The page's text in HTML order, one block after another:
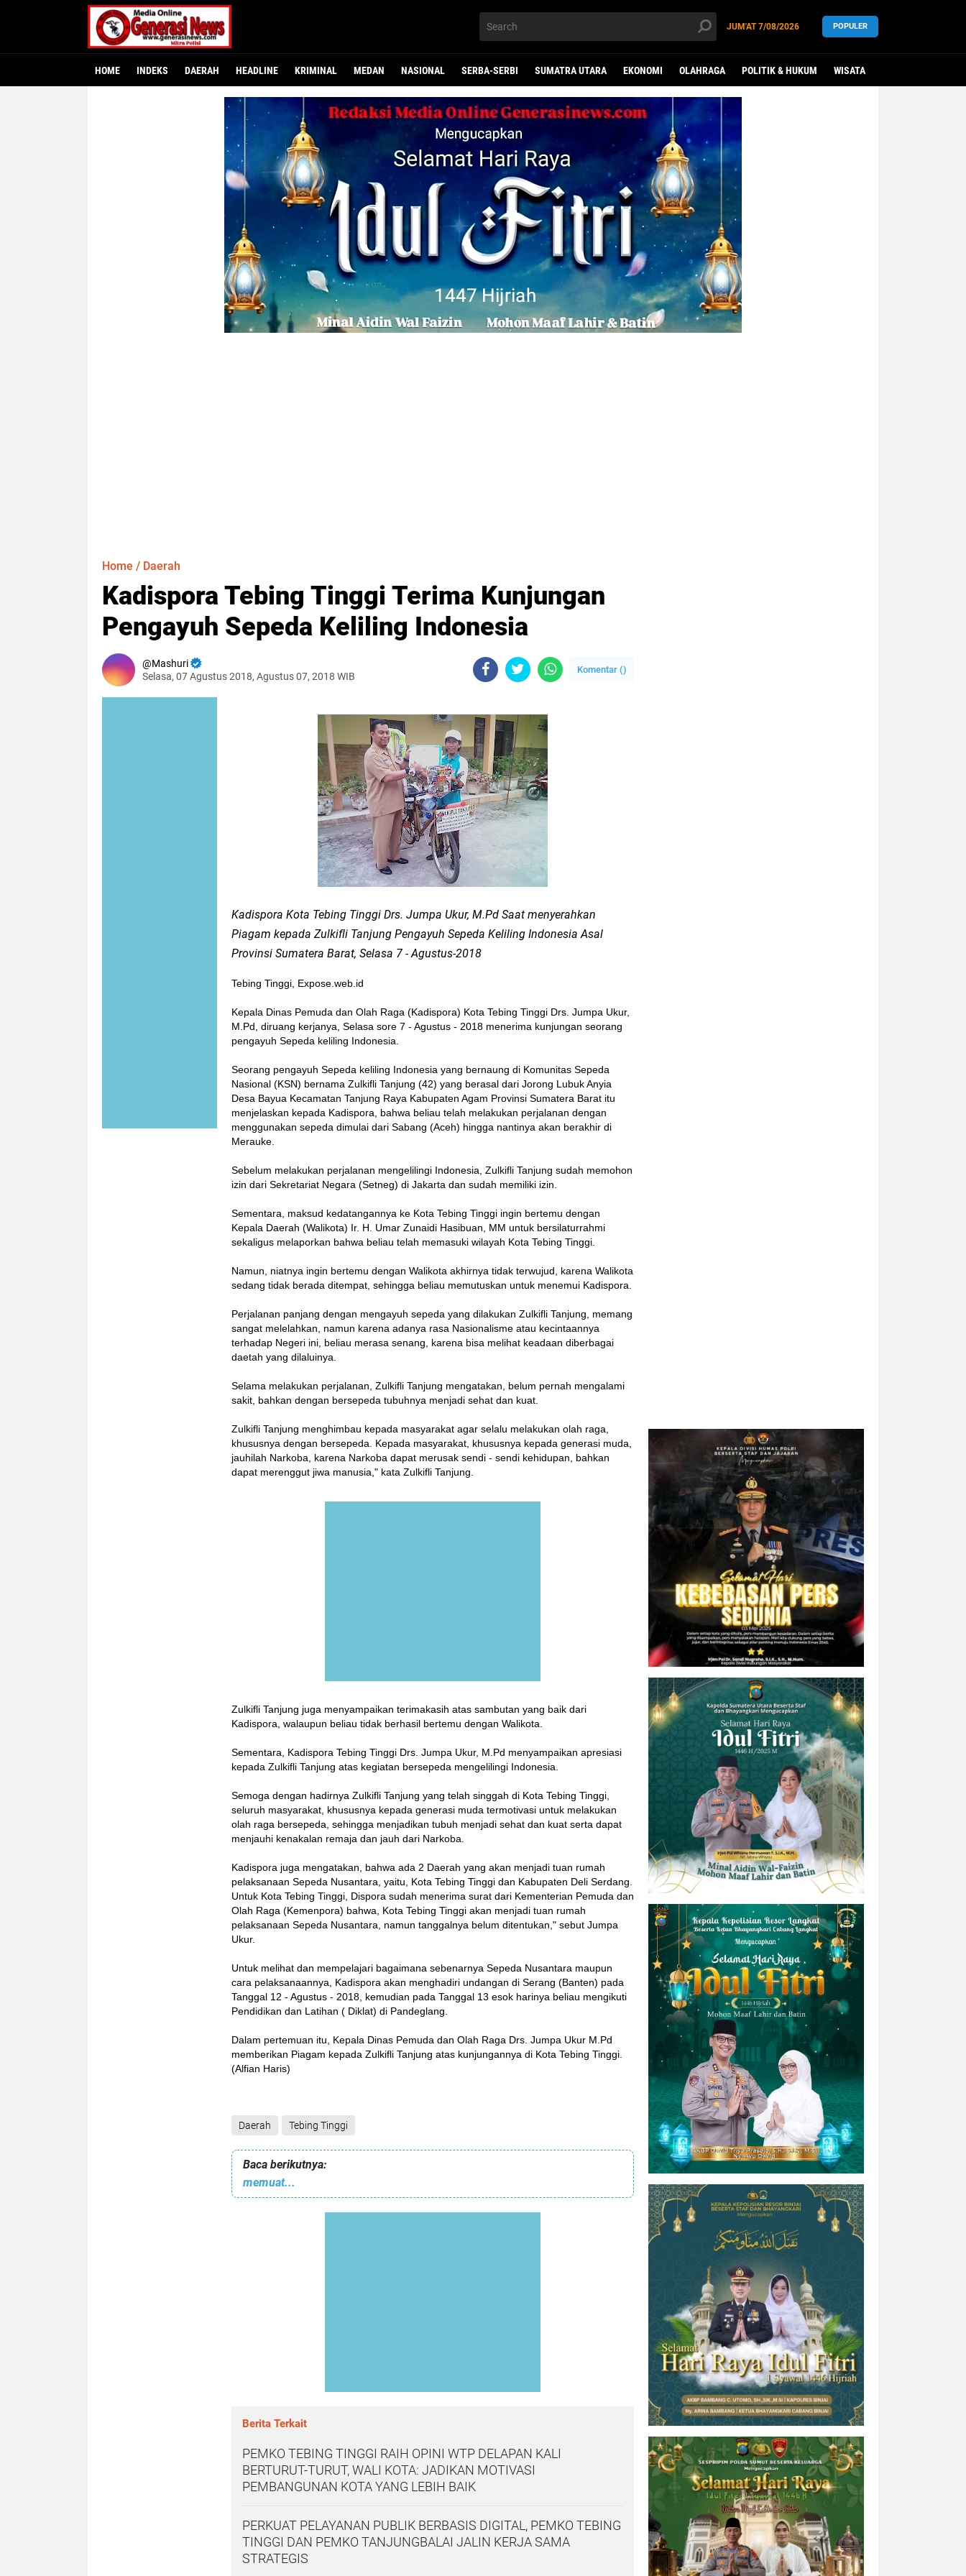
JUM'AT7/08/2026 POPULER
HOME INDEKS DAERAH HEADLINE KRIMINAL MEDAN NASIONAL SERBA-SERBI SUMATRA UTARA EKONOMI OLAHRAGA POLITIK & HUKUM WISATA
Home / Daerah
Kadispora Tebing Tinggi Terima Kunjungan
Pengayuh Sepeda Keliling Indonesia
Mashuri
Selasa, 07 Agustus 2018, Agustus 07, 2018 WIB
Komentar ()
Kadispora Kota Tebing Tinggi Drs. Jumpa Ukur, M.Pd Saat menyerahkan
Piagam kepada Zulkifli Tanjung Pengayuh Sepeda Keliling Indonesia Asal
Provinsi Sumatera Barat, Selasa 7 - Agustus-2018
Tebing Tinggi, Expose.web.id
Kepala Dinas Pemuda dan Olah Raga (Kadispora) Kota Tebing Tinggi Drs. Jumpa Ukur,
M.Pd, diruang kerjanya, Selasa sore 7 - Agustus - 2018 menerima kunjungan seorang
pengayuh Sepeda keliling Indonesia.
Seorang pengayuh Sepeda keliling Indonesia yang bernaung di Komunitas Sepeda
Nasional (KSN) bernama Zulkifli Tanjung (42) yang berasal dari Jorong Lubuk Anyia
Desa Bayua Kecamatan Tanjung Raya Kabupaten Agam Provinsi Sumatera Barat itu
menjelaskan kepada Kadispora, bahwa beliau telah melakukan perjalanan dengan
menggunakan sepeda dimulai dari Sabang (Aceh) hingga nantinya akan berakhir di
Merauke.
Sebelum melakukan perjalanan mengelilingi Indonesia, Zulkifli Tanjung sudah memohon
izin dari Sekretariat Negara (Setneg) di Jakarta dan sudah memiliki izin.
Sementara, maksud kedatangannya ke Kota Tebing Tinggi ingin bertemu dengan
Kepala Daerah (Walikota) Ir. H. Umar Zunaidi Hasibuan, MM untuk bersilaturrahmi
sekaligus melaporkan bahwa beliau telah memasuki wilayah Kota Tebing Tinggi.
Namun, niatnya ingin bertemu dengan Walikota akhirnya tidak terwujud, karena Walikota
sedang tidak berada ditempat, sehingga beliau memutuskan untuk menemui Kadispora.
Perjalanan panjang dengan mengayuh sepeda yang dilakukan Zulkifli Tanjung, memang
sangat melelahkan, namun karena adanya rasa Nasionalisme atau kecintaannya
terhadap Negeri ini, beliau merasa senang, karena bisa melihat keadaan diberbagai
daetah yang dilaluinya.
Selama melakukan perjalanan, Zulkifli Tanjung mengatakan, belum pernah mengalami
sakit, bahkan dengan bersepeda tubuhnya menjadi sehat dan kuat.
Zulkifli Tanjung menghimbau kepada masyarakat agar selalu melakukan olah raga,
khususnya dengan bersepeda. Kepada masyarakat, khususnya kepada generasi muda,
jauhilah Narkoba, karena Narkoba dapat merusak sendi - sendi kehidupan, bahkan
dapat merenggut jiwa manusia," kata Zulkifli Tanjung.
Zulkifli Tanjung juga menyampaikan terimakasih atas sambutan yang baik dari
Kadispora, walaupun beliau tidak berhasil bertemu dengan Walikota.
Sementara, Kadispora Tebing Tinggi Drs. Jumpa Ukur, M.Pd menyampaikan apresiasi
kepada Zulkifli Tanjung atas kegiatan bersepeda mengelilingi Indonesia.
Semoga dengan hadirnya Zulkifli Tanjung yang telah singgah di Kota Tebing Tinggi,
seluruh masyarakat, khususnya kepada generasi muda termotivasi untuk melakukan
olah raga bersepeda, sehingga menjadikan tubuh menjadi sehat dan kuat serta dapat
menjauhi kenakalan remaja dan jauh dari Narkoba.
Kadispora juga mengatakan, bahwa ada 2 Daerah yang akan menjadi tuan rumah
pelaksanaan Sepeda Nusantara, yaitu, Kota Tebing Tinggi dan Kabupaten Deli Serdang.
Untuk Kota Tebing Tinggi, Dispora sudah menerima surat dari Kementerian Pemuda dan
Olah Raga (Kemenpora) bahwa, Kota Tebing Tinggi akan menjadi tuan rumah
pelaksanaan Sepeda Nusantara, namun tanggalnya belum ditentukan," sebut Jumpa
Ukur.
Untuk melihat dan mempelajari bagaimana sebenarnya Sepeda Nusantara maupun
cara pelaksanaannya, Kadispora akan menghadiri undangan di Serang (Banten) pada
Tanggal 12 - Agustus - 2018, kemudian pada Tanggal 13 esok harinya beliau mengikuti
Pendidikan dan Latihan ( Diklat) di Pandeglang.
Dalam pertemuan itu, Kepala Dinas Pemuda dan Olah Raga Drs. Jumpa Ukur M.Pd
memberikan Piagam kepada Zulkifli Tanjung atas kunjungannya di Kota Tebing Tinggi.
(Alfian Haris)
Daerah Tebing Tinggi
Baca berikutnya:
memuat...
Berita Terkait
PEMKO TEBING TINGGI RAIH OPINI WTP DELAPAN KALI
BERTURUT-TURUT, WALI KOTA: JADIKAN MOTIVASI
PEMBANGUNAN KOTA YANG LEBIH BAIK
PERKUAT PELAYANAN PUBLIK BERBASIS DIGITAL, PEMKO TEBING
TINGGI DAN PEMKO TANJUNGBALAI JALIN KERJA SAMA
STRATEGIS